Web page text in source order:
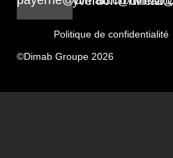
Politique de confidentialité
©Dimab Groupe 2026